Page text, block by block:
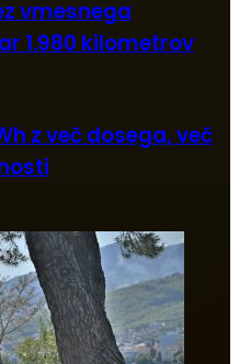
vmesnega
1.980 kilometrov
z več dosega, več